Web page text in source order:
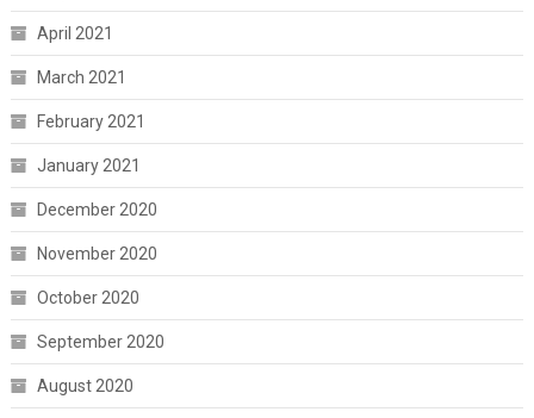
April 2021
March 2021
February 2021
January 2021
December 2020
November 2020
October 2020
September 2020
August 2020